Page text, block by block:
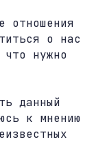
отношения
о нас
нужно
данный
к мнению